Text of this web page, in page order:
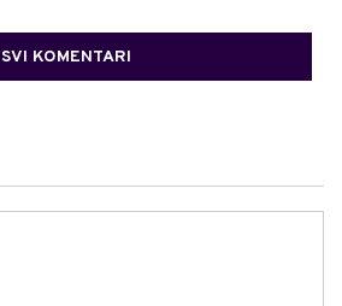
SVI KOMENTARI